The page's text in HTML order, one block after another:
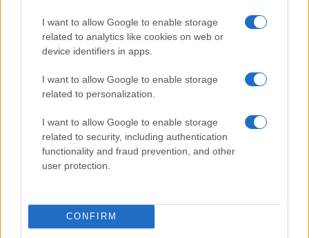
I want to allow Google to enable storage
related to analytics like cookies on web or
device identifiers in apps.
I want to allow Google to enable storage
related to personalization.
I want to allow Google to enable storage
related to security, including authentication
functionality and fraud prevention, and other
user protection.
CONFIRM
ΕΛΙΑΜΕΠ: Ο οδηγός GEMS φωτίζει τους
αόρατους κινδύνους στο gaming
γερμανικός στρατός διαλύει τους
Γάλλους